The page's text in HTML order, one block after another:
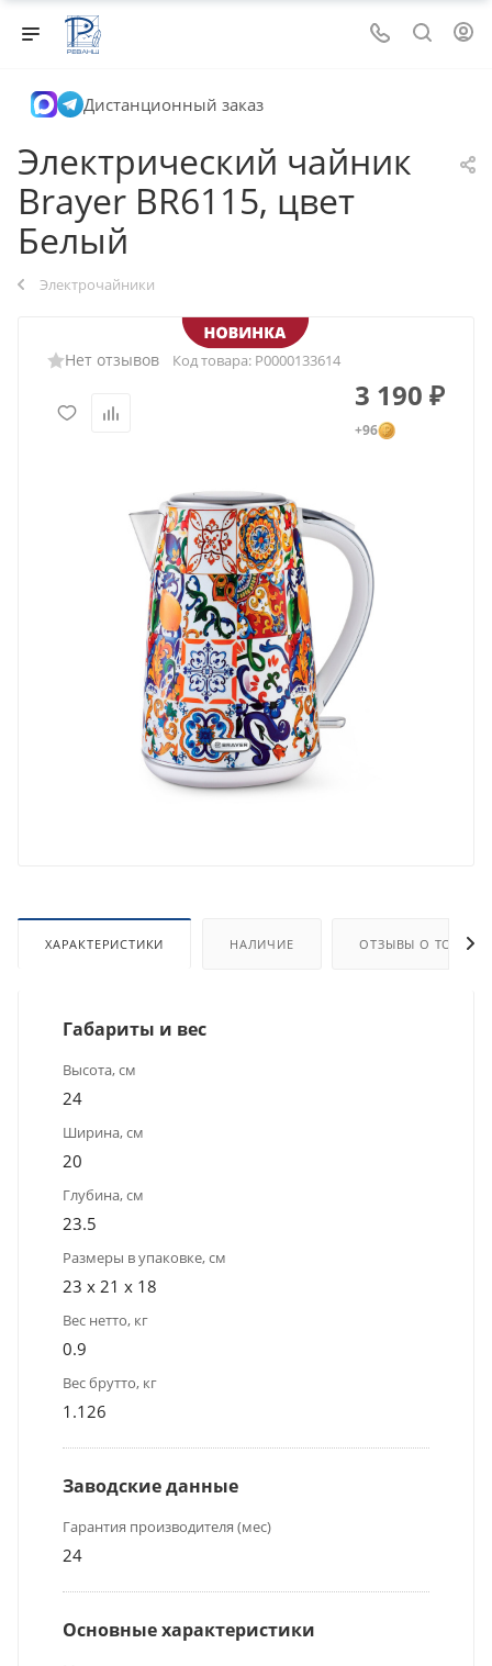
Дистанционный заказ
Электрический чайник
Brayer BR6115, цвет
Белый
Электрочайники
Нет отзывов Код товара: Р0000133614
3 190 ₽
+96
ХАРАКТЕРИСТИКИ НАЛИЧИЕ ОТЗЫВЫ О ТОВАРЕ
Габариты и вес
Высота, см
24
Ширина, см
20
Глубина, см
23.5
Размеры в упаковке, см
23 x 21 x 18
Вес нетто, кг
0.9
Вес брутто, кг
1.126
Заводские данные
Гарантия производителя (мес)
24
Основные характеристики